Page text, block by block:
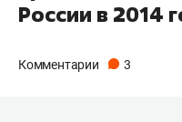
России в 2014
Комментарии 3